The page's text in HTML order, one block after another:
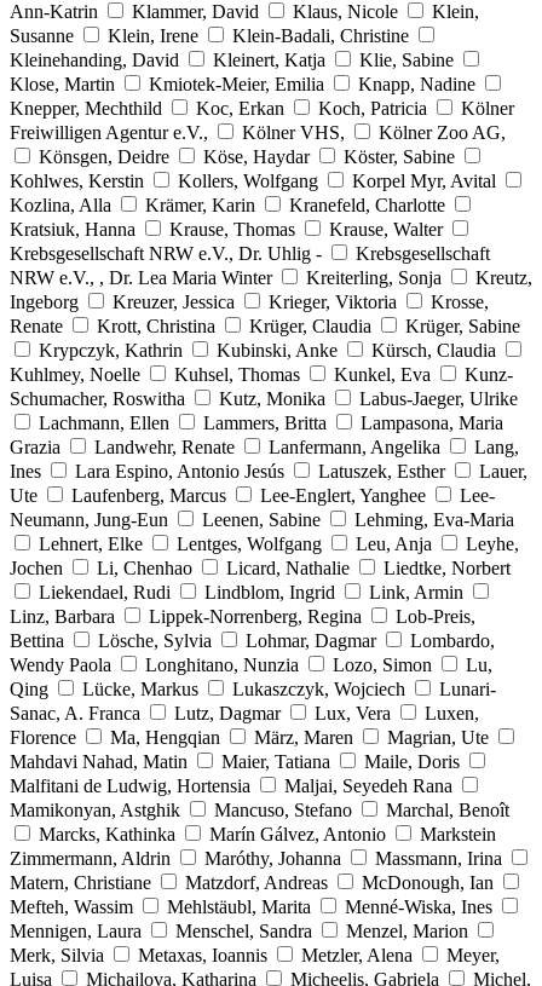
Ann-Katrin Klammer, David Klaus, Nicole
Klein,
Susanne
Klein, Irene
Klein-Badali, Christine
Kleinehanding, David
Kleinert, Katja
Klie, Sabine
Klose, Martin
Kmiotek-Meier, Emilia
Knapp, Nadine
Knepper, Mechthild
Koc, Erkan Koch, Patricia
Kölner
Freiwilligen Agentur e.V.,
Kölner VHS,
Kölner Zoo AG,
Könsgen, Deidre
Köse, Haydar
Köster, Sabine
Kohlwes, Kerstin
Kollers, Wolfgang
Korpel Myr, Avital
Kozlina, Alla
Krämer, Karin
Kranefeld, Charlotte
Kratsiuk, Hanna
Krause, Thomas
Krause, Walter
Krebsgesellschaft NRW e.V., Dr. Uhlig -
Krebsgesellschaft
NRW e.V., , Dr. Lea Maria Winter
Kreiterling, Sonja
Kreutz,
Ingeborg
Kreuzer, Jessica Krieger, Viktoria
Krosse,
Renate
Krott, Christina Krüger, Claudia
Krüger, Sabine
Krypczyk, Kathrin
Kubinski, Anke
Kürsch, Claudia
Kuhlmey, Noelle
Kuhsel, Thomas Kunkel, Eva
Kunz-
Schumacher, Roswitha
Kutz, Monika
Labus-Jaeger, Ulrike
Lachmann, Ellen
Lammers, Britta
Lampasona, Maria
Grazia
Landwehr, Renate Lanfermann, Angelika
Lang,
Ines
Lara Espino, Antonio Jesús Latuszek, Esther
Lauer,
Ute
Laufenberg, Marcus Lee-Englert, Yanghee
Lee-
Neumann, Jung-Eun
Leenen, Sabine
Lehming, Eva-Maria
Lehnert, Elke
Lentges, Wolfgang Leu, Anja
Leyhe,
Jochen
Li, Chenhao Licard, Nathalie
Liedtke, Norbert
Liekendael, Rudi
Lindblom, Ingrid
Link, Armin
Linz, Barbara
Lippek-Norrenberg, Regina
Lob-Preis,
Bettina
Lösche, Sylvia Lohmar, Dagmar
Lombardo,
Wendy Paola
Longhitano, Nunzia Lozo, Simon
Lu,
Qing
Lücke, Markus Lukaszczyk, Wojciech
Lunari-
Sanac, A. Franca
Lutz, Dagmar Lux, Vera
Luxen,
Florence
Ma, Hengqian März, Maren
Magrian, Ute
Mahdavi Nahad, Matin
Maier, Tatiana
Maile, Doris
Malfitani de Ludwig, Hortensia
Maljai, Seyedeh Rana
Mamikonyan, Astghik
Mancuso, Stefano
Marchal, Benoît
Marcks, Kathinka
Marín Gálvez, Antonio
Markstein
Zimmermann, Aldrin
Maróthy, Johanna
Massmann, Irina
Matern, Christiane
Matzdorf, Andreas
McDonough, Ian
Mefteh, Wassim
Mehlstäubl, Marita
Menné-Wiska, Ines
Mennigen, Laura
Menschel, Sandra
Menzel, Marion
Merk, Silvia
Metaxas, Ioannis Metzler, Alena
Meyer,
Luisa
Michajlova, Katharina Micheelis, Gabriela
Michel,